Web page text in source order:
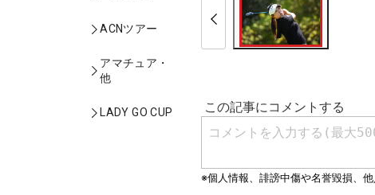
ACNツアー
アマチュア・
他
LADY GO CUP